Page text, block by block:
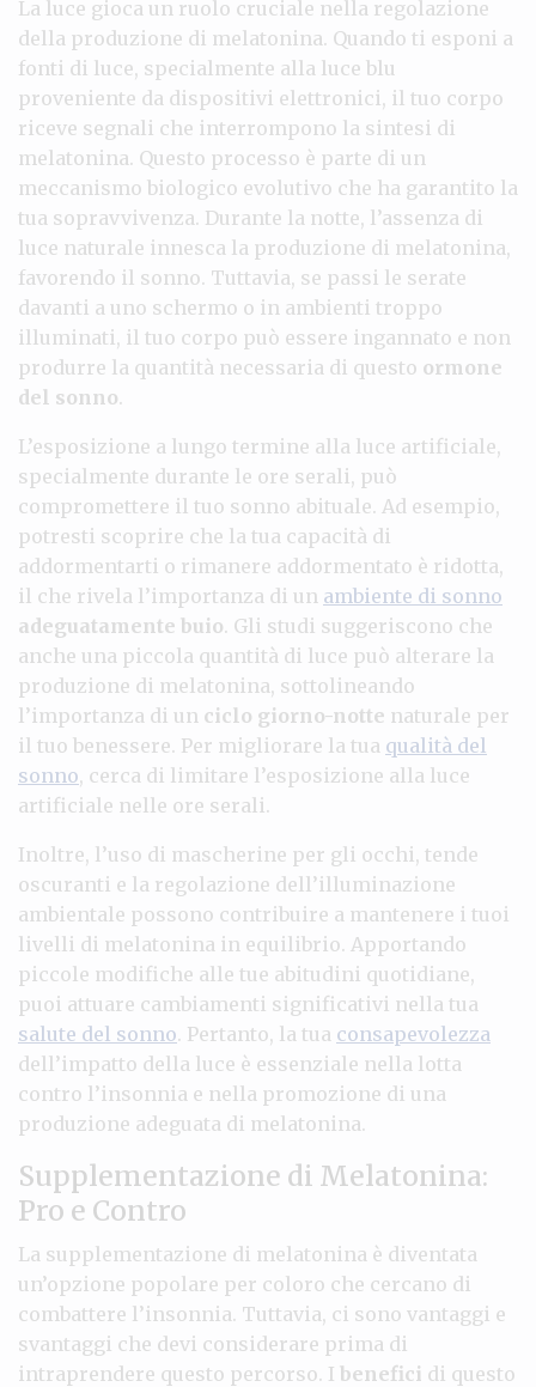
La luce gioca un ruolo cruciale nella regolazione
della produzione di melatonina. Quando ti esponi a
fonti di luce, specialmente alla luce blu
proveniente da dispositivi elettronici, il tuo corpo
riceve segnali che interrompono la sintesi di
melatonina. Questo processo è parte di un
meccanismo biologico evolutivo che ha garantito la
tua sopravvivenza. Durante la notte, l’assenza di
luce naturale innesca la produzione di melatonina,
favorendo il sonno. Tuttavia, se passi le serate
davanti a uno schermo o in ambienti troppo
illuminati, il tuo corpo può essere ingannato e non
produrre la quantità necessaria di questo ormone
del sonno.
L’esposizione a lungo termine alla luce artificiale,
specialmente durante le ore serali, può
compromettere il tuo sonno abituale. Ad esempio,
potresti scoprire che la tua capacità di
addormentarti o rimanere addormentato è ridotta,
il che rivela l’importanza di un ambiente di sonno
adeguatamente buio. Gli studi suggeriscono che
anche una piccola quantità di luce può alterare la
produzione di melatonina, sottolineando
l’importanza di un ciclo giorno-notte naturale per
il tuo benessere. Per migliorare la tua qualità del
sonno, cerca di limitare l’esposizione alla luce
artificiale nelle ore serali.
Inoltre, l’uso di mascherine per gli occhi, tende
oscuranti e la regolazione dell’illuminazione
ambientale possono contribuire a mantenere i tuoi
livelli di melatonina in equilibrio. Apportando
piccole modifiche alle tue abitudini quotidiane,
puoi attuare cambiamenti significativi nella tua
salute del sonno. Pertanto, la tua consapevolezza
dell’impatto della luce è essenziale nella lotta
contro l’insonnia e nella promozione di una
produzione adeguata di melatonina.
Supplementazione di Melatonina:
Pro e Contro
La supplementazione di melatonina è diventata
un’opzione popolare per coloro che cercano di
combattere l’insonnia. Tuttavia, ci sono vantaggi e
svantaggi che devi considerare prima di
intraprendere questo percorso. I benefici di questo